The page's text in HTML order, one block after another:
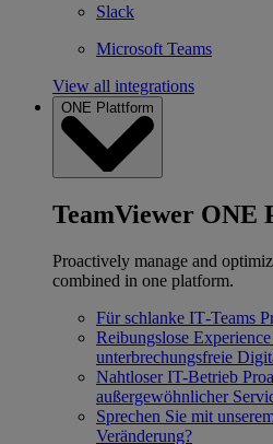
Slack
Microsoft Teams
View all integrations
ONE Plattform
TeamViewer ONE
Proactively manage and
combined in one platform.
Für schlanke IT‐Teams
Reibungslose Experience
unterbrechungsfreie
Nahtloser IT-Betrieb
außergewöhnlicher
Sprechen Sie mit
Veränderung?